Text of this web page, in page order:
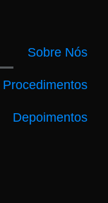
Sobre Nós
Procedimentos
Depoimentos